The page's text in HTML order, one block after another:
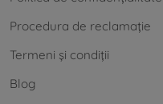
Procedura de reclamație
Termeni și condiții
Blog